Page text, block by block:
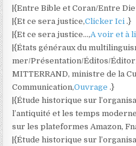
|{Entre Bible et Coran/Entre
|{Et ce sera justice,Clicker Ici.}
|{Et ce sera justice…,A voir et à
|{États généraux du
mer/Présentation/Éditos/
MITTERRAND, ministre de la
Communication,Ouvrage.}
|{Étude historique sur
l’antiquité et les temps
sur les plateformes Amazon,
|{Étude historique sur